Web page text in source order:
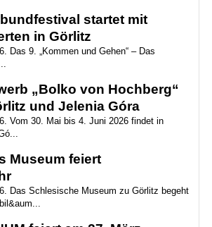
startet mit
in Görlitz
Das 9. „Kommen und Gehen“ – Das
„Bolko von Hochberg“
und Jelenia Góra
Vom 30. Mai bis 4. Juni 2026 findet in
Museum feiert
Das Schlesische Museum zu Görlitz begeht